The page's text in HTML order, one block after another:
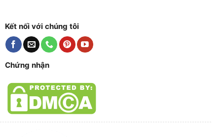
Kết nối với chúng tôi
Chứng nhận